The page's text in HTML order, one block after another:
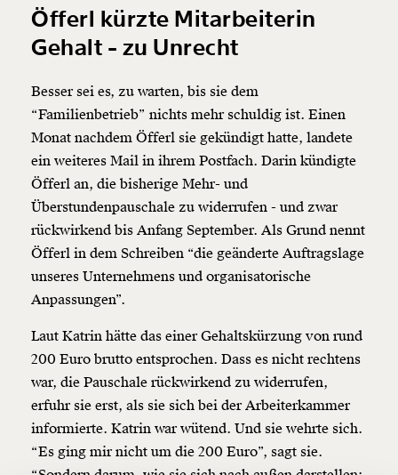
Veränderung
beginnt mit Dir!
WerdeFördermitglied
funktioniert. Unsere Recherchen sind für alle frei im
Netz. Unabhängig und werbefrei. Und das wird auch
so bleiben. Kämpf’ mit uns für den Fortschritt und
unterstütze uns mit Deinem Mitgliedsbeitrag.
Du überweist lieber direkt?
Hier unsere IBAN: AT34 4300 0498 0007 6017
Kontoinhaber: Momentum Institut - Verein für
Öfferl kürzte Mitarbeiterin
Gehalt - zu Unrecht
Besser sei es, zu warten, bis sie dem
“Familienbetrieb” nichts mehr schuldig ist. Einen
Monat nachdem Öfferl sie gekündigt hatte, landete
ein weiteres Mail in ihrem Postfach. Darin kündigte
Öfferl an, die bisherige Mehr- und
Überstundenpauschale zu widerrufen - und zwar
rückwirkend bis Anfang September. Als Grund nennt
Öfferl in dem Schreiben “die geänderte Auftragslage
unseres Unternehmens und organisatorische
Anpassungen”.
Laut Katrin hätte das einer Gehaltskürzung von rund
200 Euro brutto entsprochen. Dass es nicht rechtens
war, die Pauschale rückwirkend zu widerrufen,
erfuhr sie erst, als sie sich bei der Arbeiterkammer
informierte. Katrin war wütend. Und sie wehrte sich.
“Es ging mir nicht um die 200 Euro”, sagt sie.